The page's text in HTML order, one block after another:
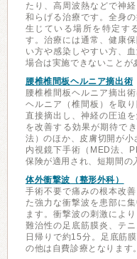
たり、高周波熱などで神
和らげる治療です。全身
生じている場所を特定す
す。治療には通常、健康
い方や感染しやすい方、
場合は実施できないことが
腰椎椎間板ヘルニア摘出術
腰椎椎間板ヘルニア摘出
ヘルニア（椎間板）を取
直接摘出し、神経の圧迫
を改善する効果が期待で
法）のほか、皮膚切開が
内視鏡下手術（MED法、
保険が適用され、短期間の
体外衝撃波（整形外科）
手術不要で痛みの根本改
た強力な衝撃波を患部に
ます。衝撃波の刺激によ
難治性の足底筋膜炎、テ
日帰りで約15分。足底筋
の他は自費診療となります。